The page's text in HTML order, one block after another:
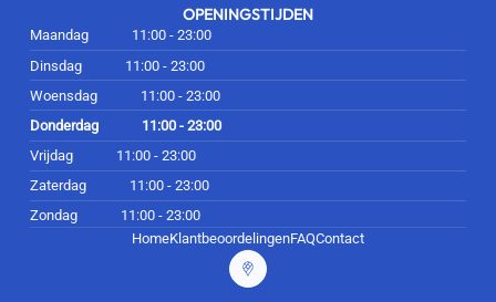
OPENINGSTIJDEN
Maandag
11:00 - 23:00
Dinsdag
11:00 - 23:00
Woensdag
11:00 - 23:00
Donderdag
11:00 - 23:00
Vrijdag
11:00 - 23:00
Zaterdag
11:00 - 23:00
Zondag
11:00 - 23:00
HomeKlantbeoordelingenFAQContact